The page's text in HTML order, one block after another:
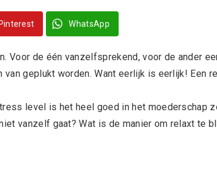
Pinterest WhatsApp
Voor de één vanzelfsprekend, voor de ander
van geplukt worden. Want eerlijk is eerlijk! Een
level is het heel goed in het moederschap
vanzelf gaat? Wat is de manier om relaxt te